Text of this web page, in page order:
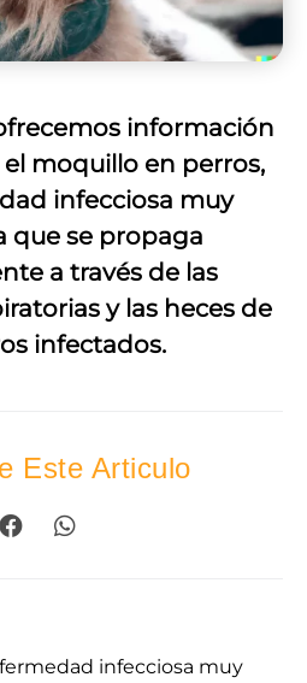
información
moquillo en perros,
infecciosa muy
que se propaga
a través de las
y las heces de
infectados.
Este Articulo
infecciosa muy